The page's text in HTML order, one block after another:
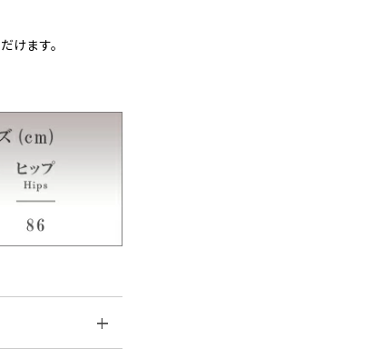
けます。